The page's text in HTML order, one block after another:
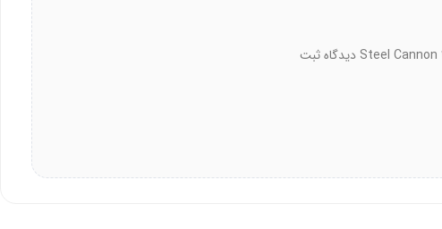
شما می‌توانید اولین نفری باشید که درباره هولدر موبایل باسئوس مدل Steel Cannon 2 Air Outlet دیدگاه ثبت